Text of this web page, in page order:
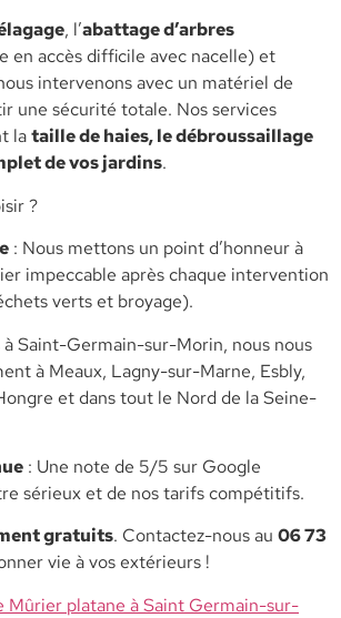
, l’abattage d’arbres
en accès difficile avec nacelle) et
intervenons avec un matériel de
une sécurité totale. Nos services
lataille de haies, le débroussaillage
de vos jardins.
?
: Nous mettons un point d’honneur à
impeccable après chaque intervention
verts et broyage).
à Saint-Germain-sur-Morin, nous nous
à Meaux, Lagny-sur-Marne, Esbly,
et dans tout le Nord de la Seine-
: Une note de 5/5 sur Google
sérieux et de nos tarifs compétitifs.
gratuits. Contactez-nous au 06 73
vie à vos extérieurs !
Mûrier platane à Saint Germain-sur-